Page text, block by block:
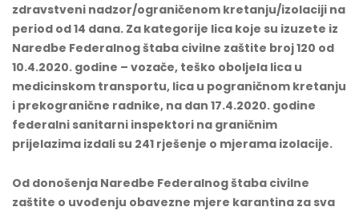
zdravstveni nadzor/ograničenom kretanju/izolaciji na
period od 14 dana. Za kategorije lica koje su izuzete iz
Naredbe Federalnog štaba civilne zaštite broj 120 od
10.4.2020. godine – vozače, teško oboljela lica u
medicinskom transportu, lica u pograničnom kretanju
i prekogranične radnike, na dan 17.4.2020. godine
federalni sanitarni inspektori na graničnim
prijelazima izdali su 241 rješenje o mjerama izolacije.
Od donošenja Naredbe Federalnog štaba civilne
zaštite o uvođenju obavezne mjere karantina za sva